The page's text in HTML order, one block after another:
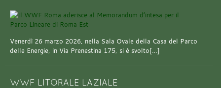
Venerdì 26 marzo 2026, nella Sala Ovale della Casa del Parco
delle Energie, in Via Prenestina 175, si è svolto[…]
WWF LITORALE LAZIALE